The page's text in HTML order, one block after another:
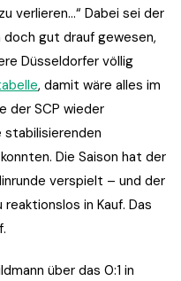
verlieren…“ Dabei sei der
doch gut drauf gewesen,
Düsseldorfer völlig
, damit wäre alles im
der SCP wieder
stabilisierenden
Die Saison hat der
verspielt – und der
in Kauf. Das
über das 0:1 in